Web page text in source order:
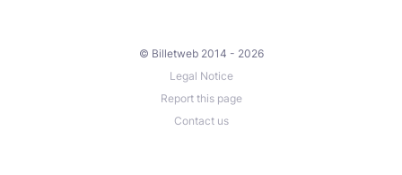
© Billetweb 2014 - 2026
Legal Notice
Report this page
Contact us